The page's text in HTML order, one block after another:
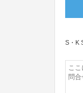
S・K